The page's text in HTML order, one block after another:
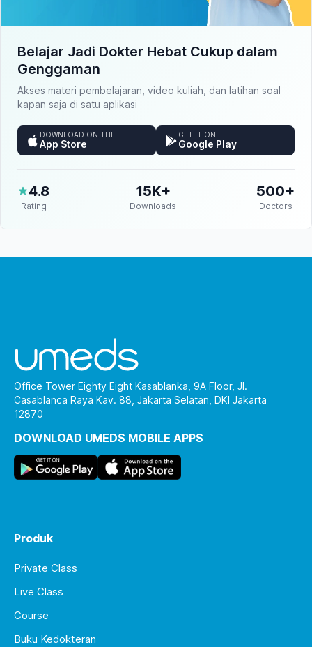
Belajar Jadi Dokter Hebat Cukup dalam
Genggaman
Akses materi pembelajaran, video kuliah, dan latihan soal
kapan saja di satu aplikasi
DOWNLOAD ON THE
App Store
GET IT ON
Google Play
4.8
Rating
15K+
Downloads
500+
Doctors
Office Tower Eighty Eight Kasablanka, 9A Floor, Jl.
Casablanca Raya Kav. 88, Jakarta Selatan, DKI Jakarta
12870
DOWNLOAD UMEDS MOBILE APPS
Produk
Private Class
Live Class
Course
Buku Kedokteran